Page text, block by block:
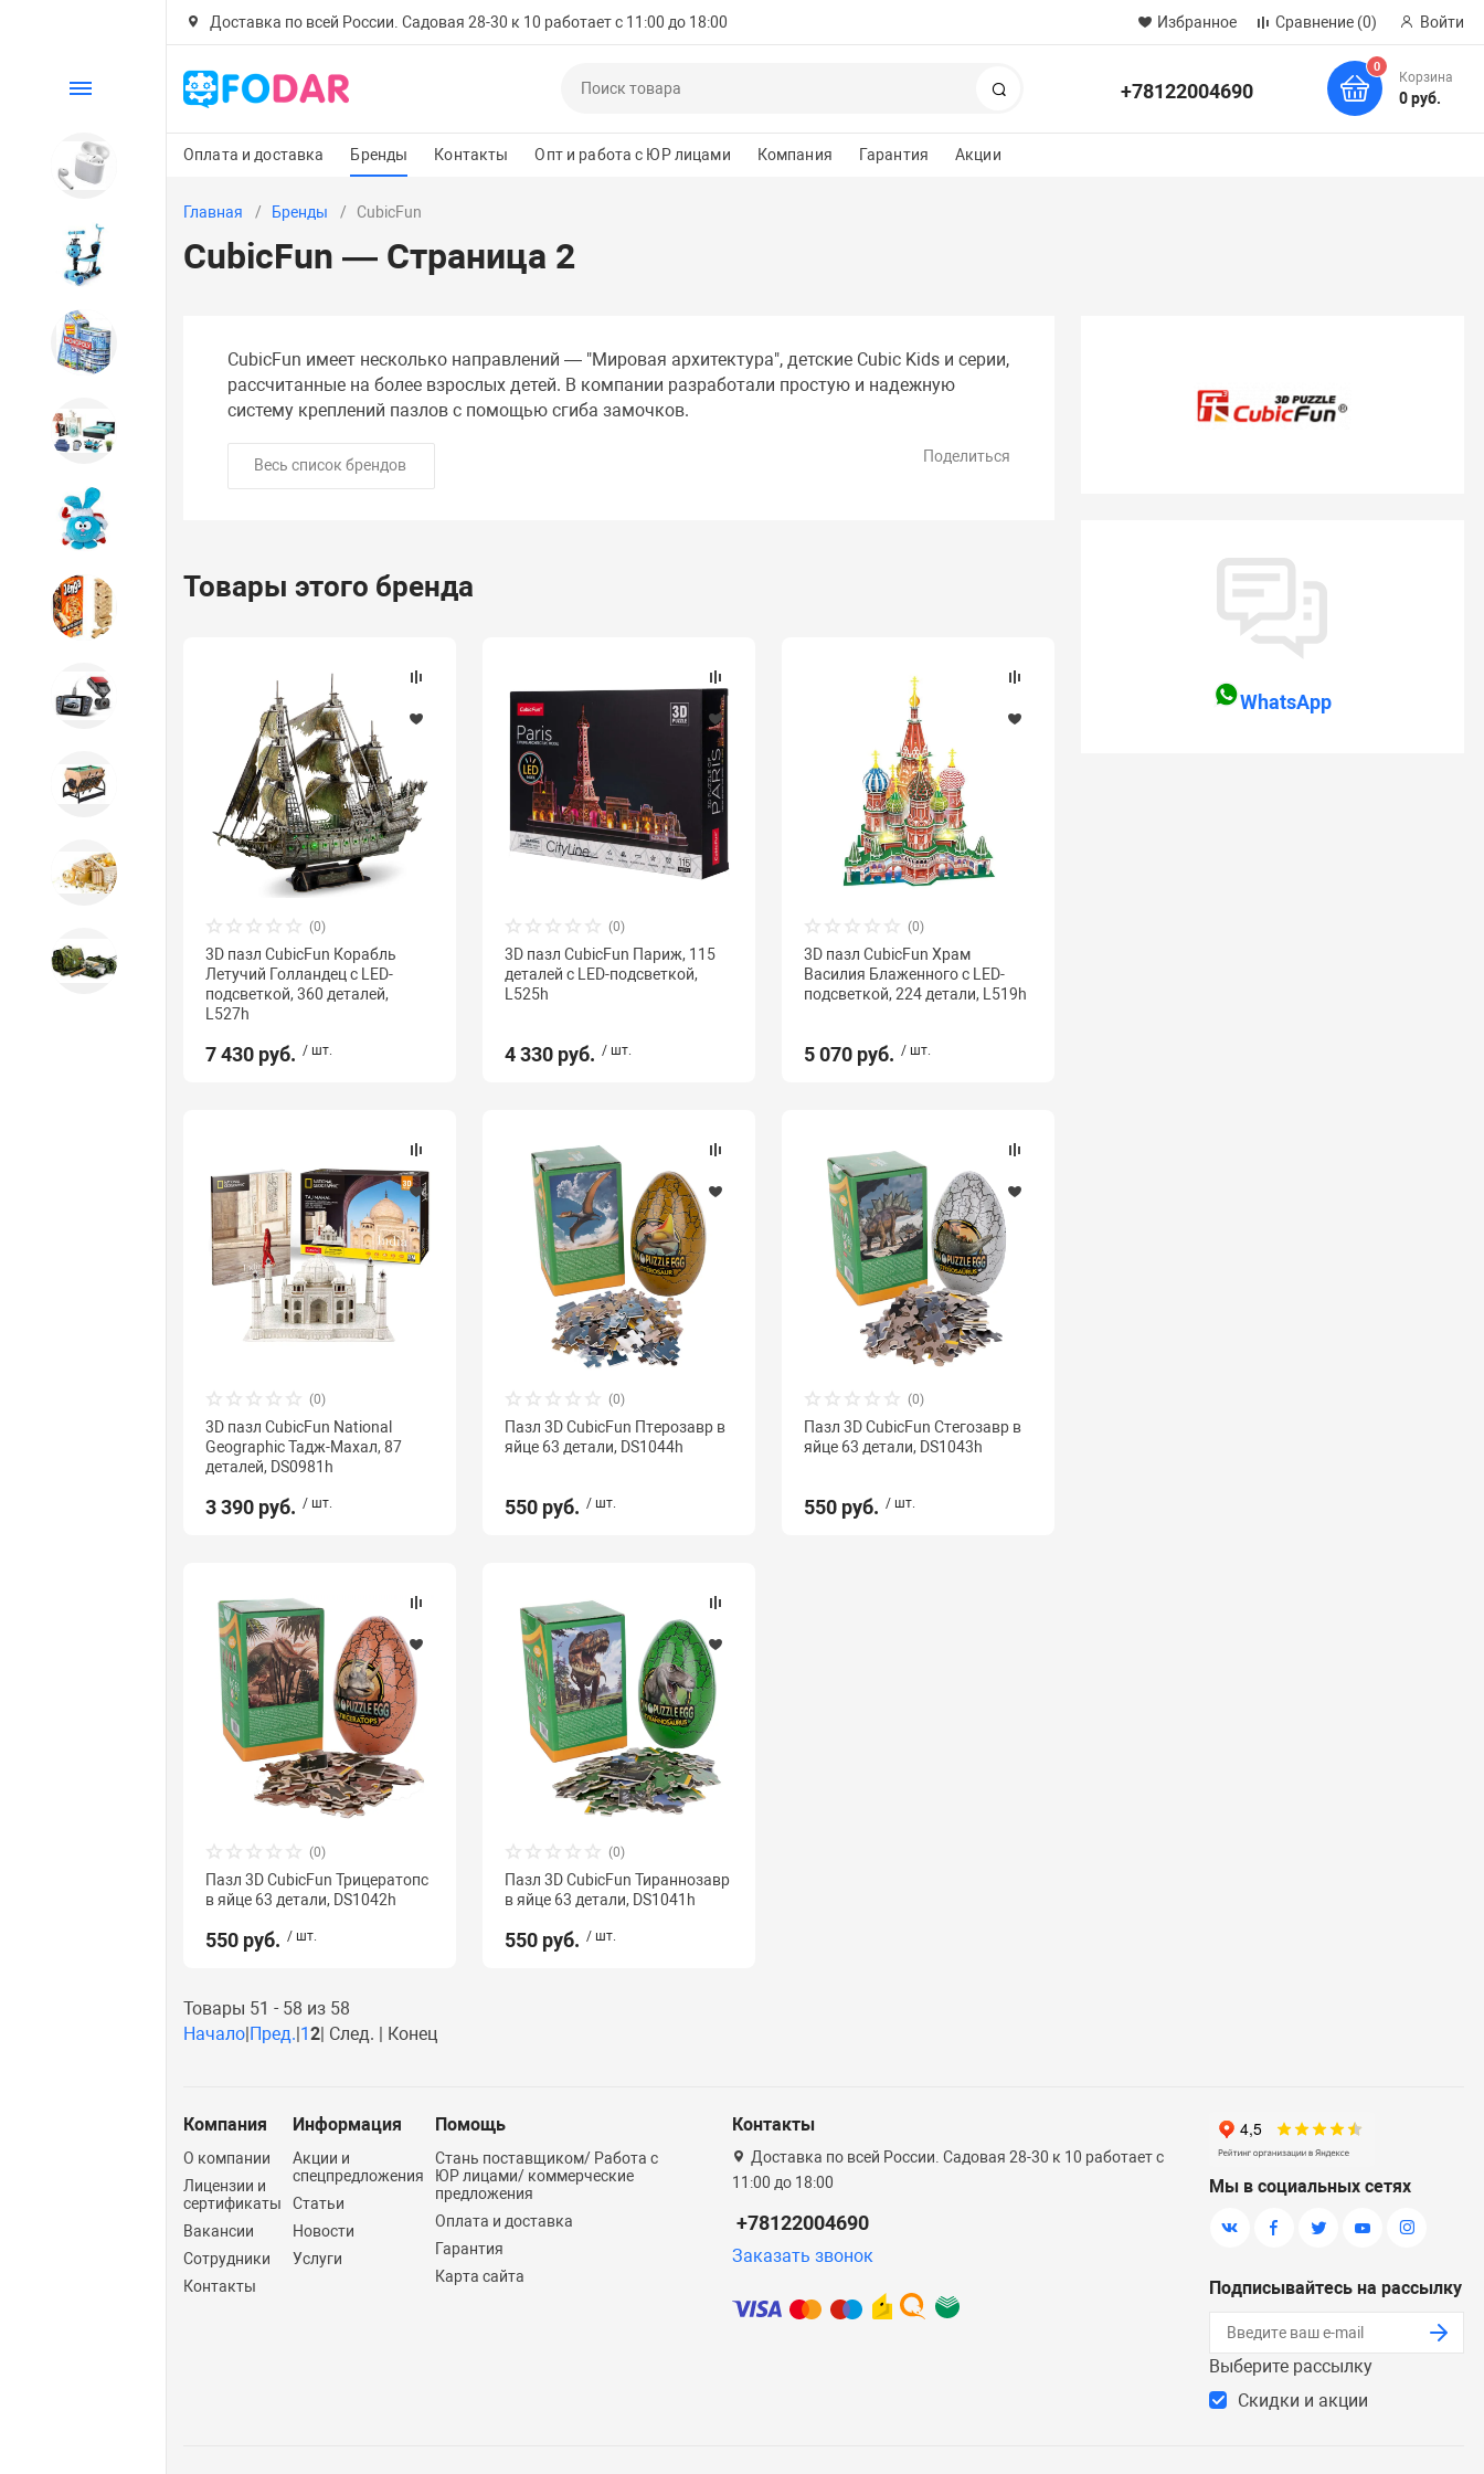
Доставка по всей России. Садовая 28-30 к 10 работает с 11:00 до 18:00 Избранное Сравнение (0) Войти
+78122004690
0
Корзина
0 руб.
Оплата и доставка Бренды Контакты Опт и работа с ЮР лицами Компания Гарантия Акции
Каталог
Электроника
Детский транспорт
Бильярд, кикер, аэрохоккей со
Новогодний ассортимент
Охота, спорт, туризм
Главная Бренды CubicFun
CubicFun — Страница 2
CubicFun имеет несколько направлений — "Мировая архитектура", детские Cubic Kids и серии,
рассчитанные на более взрослых детей. В компании разработали простую и надежную
систему креплений пазлов с помощью сгиба замочков.
Весь список брендов Поделиться
Товары этого бренда
(0)
3D пазл CubicFun Корабль
Летучий Голландец с LED-
подсветкой, 360 деталей,
L527h
7 430 руб. / шт.
(0)
3D пазл CubicFun Париж, 115
деталей с LED-подсветкой,
L525h
4 330 руб. / шт.
(0)
3D пазл CubicFun Храм
Василия Блаженного с LED-
подсветкой, 224 детали, L519h
5 070 руб. / шт.
(0)
3D пазл CubicFun National
Geographic Тадж-Махал, 87
деталей, DS0981h
3 390 руб. / шт.
(0)
Пазл 3D CubicFun Птерозавр в
яйце 63 детали, DS1044h
550 руб. / шт.
(0)
Пазл 3D CubicFun Стегозавр в
яйце 63 детали, DS1043h
550 руб. / шт.
(0)
Пазл 3D CubicFun Трицератопс
в яйце 63 детали, DS1042h
550 руб. / шт.
(0)
Пазл 3D CubicFun Тираннозавр
в яйце 63 детали, DS1041h
550 руб. / шт.
Товары 51 - 58 из 58
Начало|Пред.|12| След. | Конец
WhatsApp
Компания
О компании
Лицензии и
сертификаты
Вакансии
Сотрудники
Контакты
Информация
Акции и
спецпредложения
Статьи
Новости
Услуги
Помощь
Стань поставщиком/ Работа с
ЮР лицами/ коммерческие
предложения
Оплата и доставка
Гарантия
Карта сайта
Контакты
Доставка по всей России. Садовая 28-30 к 10 работает с
11:00 до 18:00
+78122004690
Заказать звонок
Мы в социальных сетях
Подписывайтесь на рассылку
Выберите рассылку
Скидки и акции